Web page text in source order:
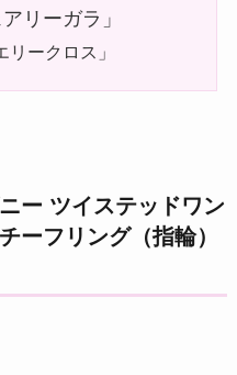
リーガラ」
ークロス」
ー ツイステッドワン
ーフリング（指輪）